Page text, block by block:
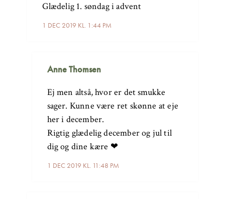
1 DEC 2019 KL. 1:44 PM
Glædelig 1. søndag i advent
Anne Thomsen
1 DEC 2019 KL. 11:48 PM
Ej men altså, hvor er det smukke
sager. Kunne være ret skønne at eje
her i december.
Rigtig glædelig december og jul til
dig og dine kære ❤